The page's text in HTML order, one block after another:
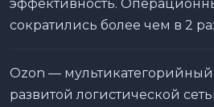
эффективность.
сократились более чем в 2
Ozon —
развитой логистической